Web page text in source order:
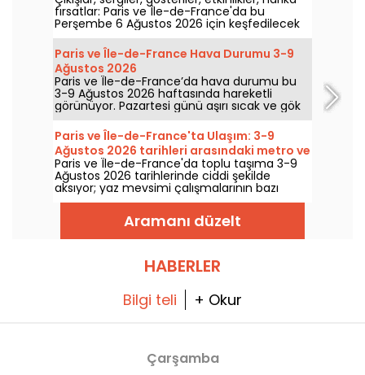
fırsatlar: Paris ve Île-de-France'da bu
Perşembe 6 Ağustos 2026 için keşfedilecek
fikirler şöyle.
Paris ve Île-de-France Hava Durumu 3-9
Ağustos 2026
Paris ve Île-de-France’da hava durumu bu
3-9 Ağustos 2026 haftasında hareketli
görünüyor. Pazartesi günü aşırı sıcak ve gök
gürültülü yağış riskiyle başlayan hafta,
sıcaklıkları kademeli olarak düşürecek; hafta
sonunda ise daha sıcak ve güneşli bir hava
geri gelecek.
Paris ve Île-de-France'ta Ulaşım: 3-9
Ağustos 2026 tarihleri arasındaki metro ve
RER kesintileri
Paris ve Île-de-France'da toplu taşıma 3-9
Ağustos 2026 tarihlerinde ciddi şekilde
aksıyor; yaz mevsimi çalışmalarının bazı
hatları ağır biçimde etkilediği belirtiliyor, RATP
Aramanı düzelt
HABERLER
Bilgi teli + Okur
Çarşamba